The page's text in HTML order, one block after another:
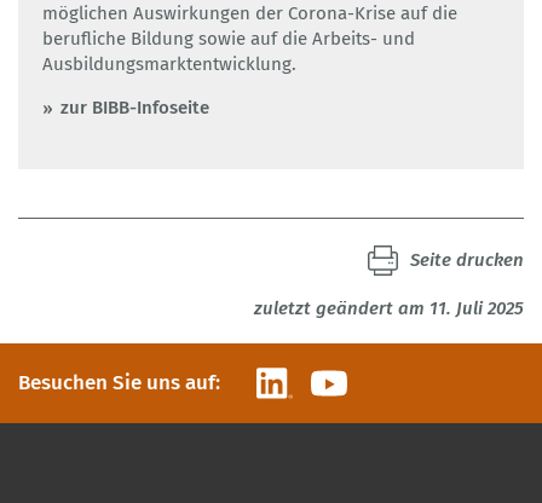
möglichen Auswirkungen der Corona-Krise auf die
berufliche Bildung sowie auf die Arbeits- und
Ausbildungsmarktentwicklung.
zur BIBB-Infoseite
zuletzt geändert am 11. Juli 2025
Seite drucken
Besuchen Sie uns auf: LinkedInYouTube